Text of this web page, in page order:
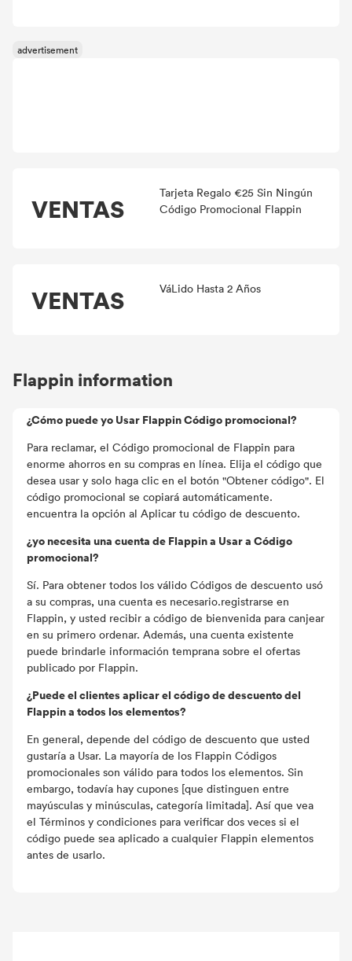
VENTAS
Tarjeta Regalo €25 Sin Ningún
Código Promocional Flappin
VENTAS VáLido Hasta 2 Años
Flappin information
¿Cómo puede yo Usar Flappin Código promocional?
Para reclamar, el Código promocional de Flappin para
enorme ahorros en su compras en línea. Elija el código que
desea usar y solo haga clic en el botón "Obtener código". El
código promocional se copiará automáticamente.
encuentra la opción al Aplicar tu código de descuento.
¿yo necesita una cuenta de Flappin a Usar a Código
promocional?
Sí. Para obtener todos los válido Códigos de descuento usó
a su compras, una cuenta es necesario.registrarse en
Flappin, y usted recibir a código de bienvenida para canjear
en su primero ordenar. Además, una cuenta existente
puede brindarle información temprana sobre el ofertas
publicado por Flappin.
¿Puede el clientes aplicar el código de descuento del
Flappin a todos los elementos?
En general, depende del código de descuento que usted
gustaría a Usar. La mayoría de los Flappin Códigos
promocionales son válido para todos los elementos. Sin
embargo, todavía hay cupones [que distinguen entre
mayúsculas y minúsculas, categoría limitada]. Así que vea
el Términos y condiciones para verificar dos veces si el
código puede sea ​​aplicado a cualquier Flappin elementos
antes de usarlo.